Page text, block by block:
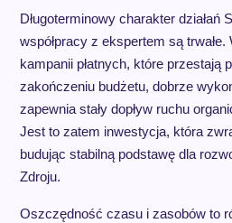
Długoterminowy charakter działań
współpracy z ekspertem są
kampanii płatnych, które przestają
zakończeniu budżetu, dobrze
zapewnia stały dopływ ruchu
Jest to zatem inwestycja, która
budując stabilną podstawę dla
Zdroju.
Oszczędność czasu i zasobów to